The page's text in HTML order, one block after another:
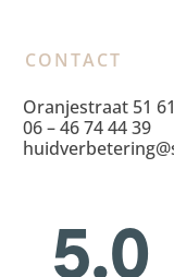
CONTACT
Oranjestraat 51
06 – 46 74 44 39